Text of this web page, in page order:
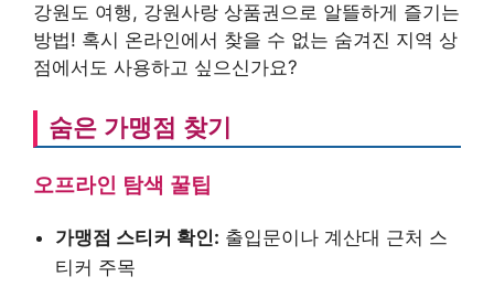
강원도 여행, 강원사랑 상품권으로 알뜰하게 즐기는
방법! 혹시 온라인에서 찾을 수 없는 숨겨진 지역 상
점에서도 사용하고 싶으신가요?
숨은 가맹점 찾기
오프라인 탐색 꿀팁
가맹점 스티커 확인: 출입문이나 계산대 근처 스
티커 주목